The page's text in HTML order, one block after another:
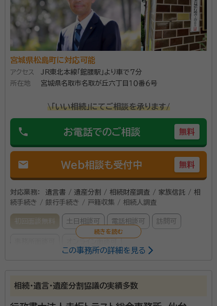
宮城県松島町に対応可能
アクセス
JR東北本線「館腰駅」より車で7分
所在地
宮城県名取市名取が丘六丁目１０番６号
\「いい相続」にてご相談を承ります/
phone お電話でのご相談 無料
mail Web相談も受付中 無料
対応業務：
遺言書 / 遺産分割 / 相続財産調査 / 家族信託 / 相
続手続き / 銀行手続き / 戸籍収集 / 相続人調査
初回面談無料 土日相談可 電話相談可 訪問可
菅野 勝（カンノ マサル）
行政書士・二級建築士・宅地建物取引士、
この事務所の詳細を見る
相続・遺言・遺産分割協議の実績多数